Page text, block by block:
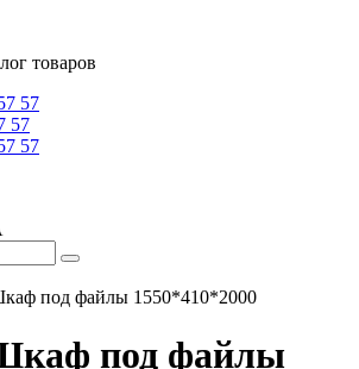
товаров
57
57
57
под файлы 1550*410*2000
под файлы